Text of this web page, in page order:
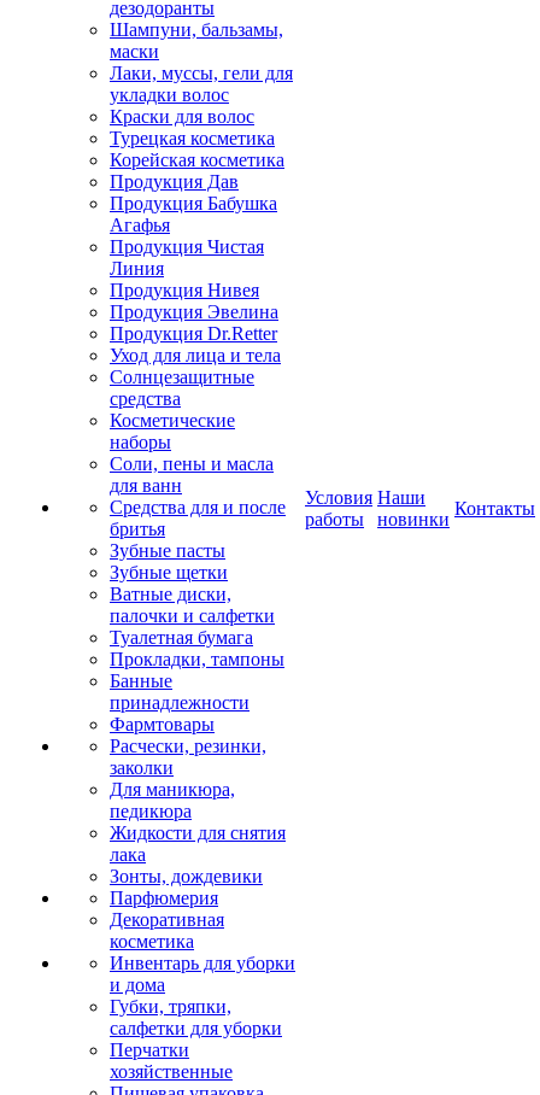
дезодоранты
Шампуни, бальзамы,
маски
Лаки, муссы, гели для
укладки волос
Краски для волос
Турецкая косметика
Корейская косметика
Продукция Дав
Продукция Бабушка
Агафья
Продукция Чистая
Линия
Продукция Нивея
Продукция Эвелина
Продукция Dr.Retter
Уход для лица и тела
Солнцезащитные
средства
Косметические
наборы
Соли, пены и масла
для ванн
Средства для и после
бритья
Зубные пасты
Зубные щетки
Ватные диски,
палочки и салфетки
Туалетная бумага
Прокладки, тампоны
Банные
принадлежности
Фармтовары
Расчески, резинки,
заколки
Для маникюра,
педикюра
Жидкости для снятия
лака
Зонты, дождевики
Парфюмерия
Декоративная
косметика
Инвентарь для уборки
и дома
Губки, тряпки,
салфетки для уборки
Перчатки
хозяйственные
Условия
работы
Наши
новинки
Контакты